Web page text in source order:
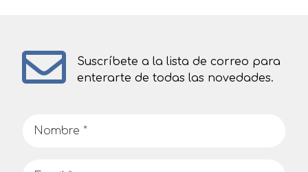
Suscríbete a la lista de correo para
enterarte de todas las novedades.